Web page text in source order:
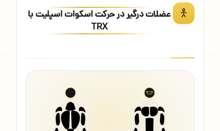
عضلات درگیر در حرکت اسکوات اسپلیت با
TRX